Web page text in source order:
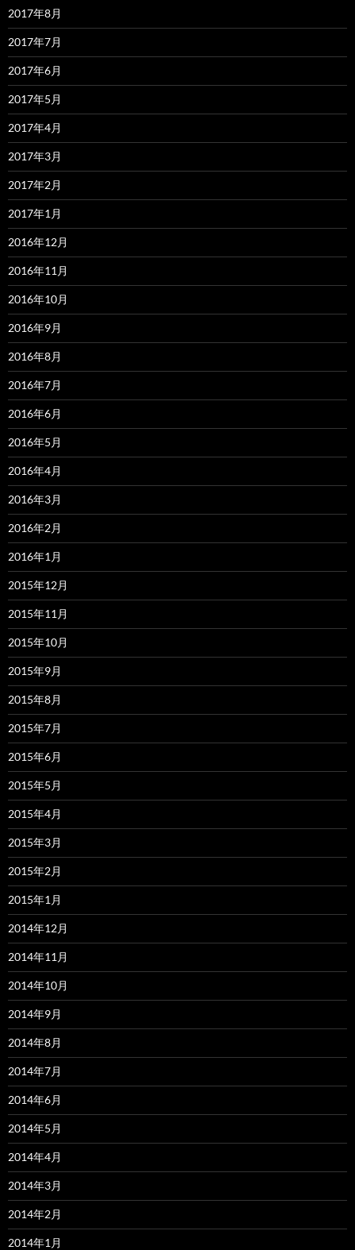
2017年8月
2017年7月
2017年6月
2017年5月
2017年4月
2017年3月
2017年2月
2017年1月
2016年12月
2016年11月
2016年10月
2016年9月
2016年8月
2016年7月
2016年6月
2016年5月
2016年4月
2016年3月
2016年2月
2016年1月
2015年12月
2015年11月
2015年10月
2015年9月
2015年8月
2015年7月
2015年6月
2015年5月
2015年4月
2015年3月
2015年2月
2015年1月
2014年12月
2014年11月
2014年10月
2014年9月
2014年8月
2014年7月
2014年6月
2014年5月
2014年4月
2014年3月
2014年2月
2014年1月